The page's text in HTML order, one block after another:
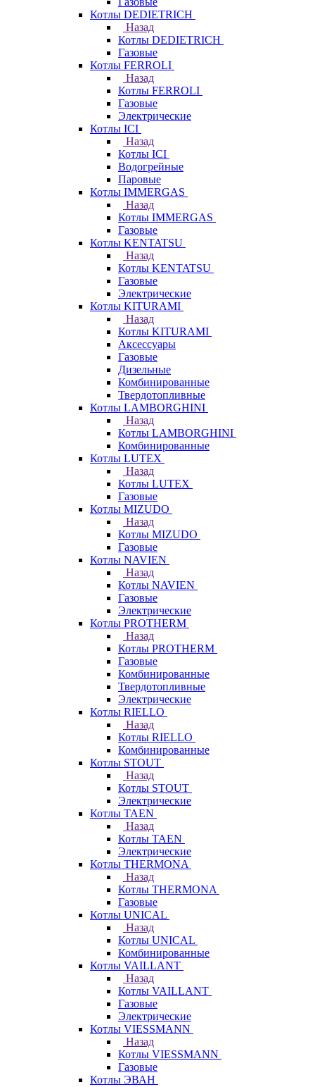
Котлы DEDIETRICH
Назад
Котлы DEDIETRICH
Газовые
Котлы FERROLI
Назад
Котлы FERROLI
Газовые
Электрические
Котлы ICI
Назад
Котлы ICI
Водогрейные
Паровые
Котлы IMMERGAS
Назад
Котлы IMMERGAS
Газовые
Котлы KENTATSU
Назад
Котлы KENTATSU
Газовые
Электрические
Котлы KITURAMI
Назад
Котлы KITURAMI
Аксессуары
Газовые
Дизельные
Комбинированные
Твердотопливные
Котлы LAMBORGHINI
Назад
Котлы LAMBORGHINI
Комбинированные
Котлы LUTEX
Назад
Котлы LUTEX
Газовые
Котлы MIZUDO
Назад
Котлы MIZUDO
Газовые
Котлы NAVIEN
Назад
Котлы NAVIEN
Газовые
Электрические
Котлы PROTHERM
Назад
Котлы PROTHERM
Газовые
Комбинированные
Твердотопливные
Электрические
Котлы RIELLO
Назад
Котлы RIELLO
Комбинированные
Котлы STOUT
Назад
Котлы STOUT
Электрические
Котлы TAEN
Назад
Котлы TAEN
Электрические
Котлы THERMONA
Назад
Котлы THERMONA
Газовые
Котлы UNICAL
Назад
Котлы UNICAL
Комбинированные
Котлы VAILLANT
Назад
Котлы VAILLANT
Газовые
Электрические
Котлы VIESSMANN
Назад
Котлы VIESSMANN
Газовые
Котлы ЭВАН